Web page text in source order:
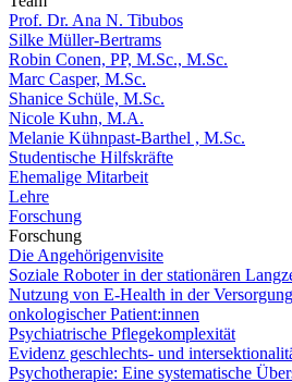
Prof. Dr. Ana N. Tibubos
Silke Müller-Bertrams
Robin Conen, PP, M.Sc., M.Sc.
Marc Casper, M.Sc.
Shanice Schüle, M.Sc.
Nicole Kuhn, M.A.
Melanie Kühnpast-Barthel , M.Sc.
Studentische Hilfskräfte
Ehemalige Mitarbeit
Lehre
Forschung
Forschung
Die Angehörigenvisite
Soziale Roboter in der stationären
Nutzung von E-Health in der
onkologischer Patient:innen
Psychiatrische Pflegekomplexität
Evidenz geschlechts- und
Psychotherapie: Eine systematische